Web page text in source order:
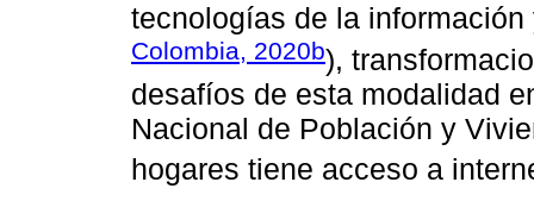
tecnologías de la
Colombia, 2020b),
desafíos de esta modalidad
Nacional de Población y
hogares tiene acceso a